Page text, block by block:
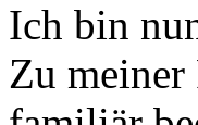
Ich bin
Zu meiner